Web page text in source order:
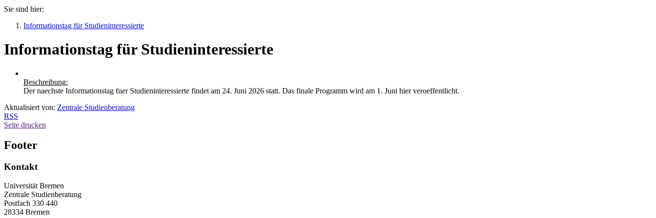
Sie sind hier:
Informationstag für Studieninteressierte
Informationstag für Studieninteressierte
Beschreibung:
Der naechste Informationstag fuer Studieninteressierte findet am 24. Juni 2026 statt. Das finale Programm wird am 1. Juni hier veroeffentlicht.
Aktualisiert von: Zentrale Studienberatung
RSS
Seite drucken
Footer
Kontakt
Universität Bremen
Zentrale Studienberatung
Postfach 330 440
28334 Bremen